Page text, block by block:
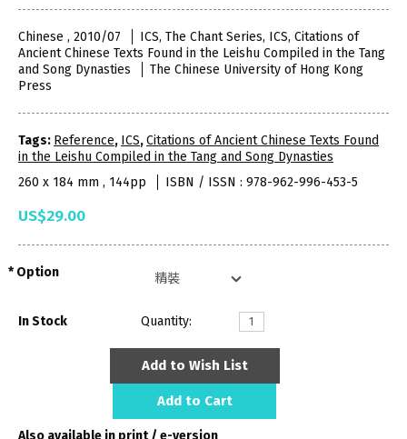
Chinese , 2010/07
ICS, The Chant Series, ICS, Citations of
Ancient Chinese Texts Found in the Leishu Compiled in the Tang
and Song Dynasties
The Chinese University of Hong Kong
Press
Tags: Reference, ICS,Citations of Ancient Chinese Texts Found
in the Leishu Compiled in the Tang and Song Dynasties
260 x 184 mm , 144pp
ISBN / ISSN : 978-962-996-453-5
US$29.00
Option
In Stock Quantity:
Add to Wish List
Add to Cart
Also available in print / e-version